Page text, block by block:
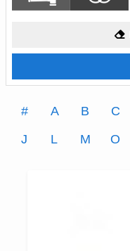
# A B C
J
L M O